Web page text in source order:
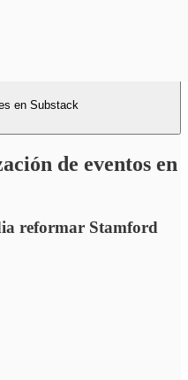
en Substack
de eventos en
reformar Stamford